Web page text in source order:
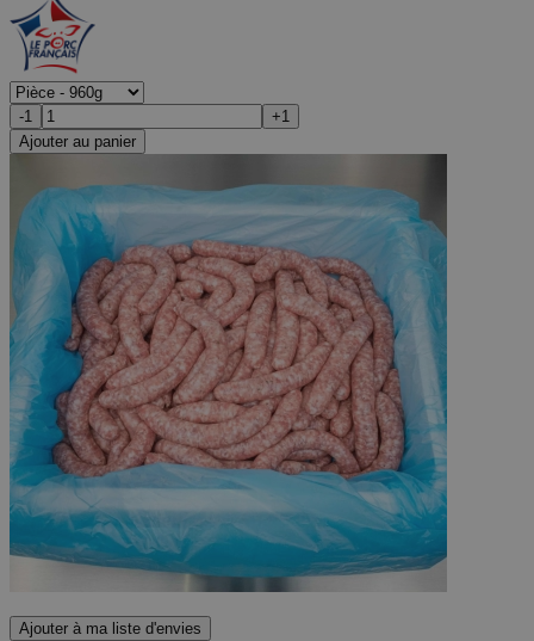
-1
+1
Ajouter au panier
Ajouter à ma liste d'envies